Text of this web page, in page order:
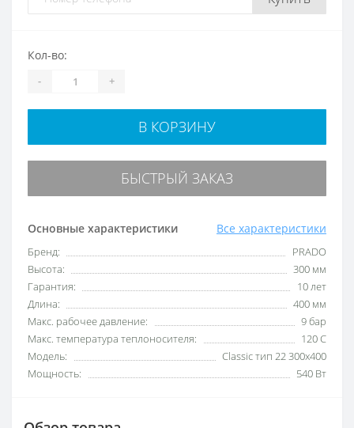
Основные характеристики Все характеристики
Бренд:
PRADO
Высота:
300 мм
Гарантия:
10 лет
Длина:
400 мм
Макс. рабочее давление:
9 бар
Макс. температура теплоносителя:
120 C
Модель:
Classic тип 22 300x400
Мощность:
540 Вт
Кол-во:
- +
В КОРЗИНУ
БЫСТРЫЙ ЗАКАЗ